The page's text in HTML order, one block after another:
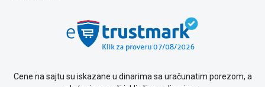
Cene na sajtu su iskazane u dinarima sa uračunatim porezom, a